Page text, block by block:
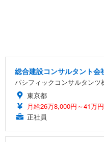
総合建設コンサルタント
パシフィックコンサルタンツ
東京都
月給26万8,000円～41万円
正社員